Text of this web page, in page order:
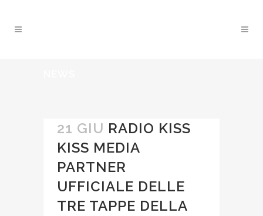
21 GIU RADIO KISS
KISS MEDIA
PARTNER
UFFICIALE DELLE
TRE TAPPE DELLA